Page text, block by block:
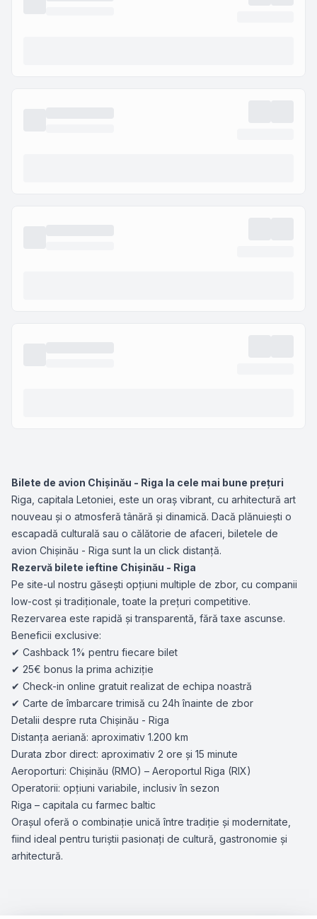
Bilete de avion Chișinău - Riga la cele mai bune prețuri
Riga, capitala Letoniei, este un oraș vibrant, cu arhitectură art
nouveau și o atmosferă tânără și dinamică. Dacă plănuiești o
escapadă culturală sau o călătorie de afaceri, biletele de
avion Chișinău - Riga sunt la un click distanță.
Rezervă bilete ieftine Chișinău - Riga
Pe site-ul nostru găsești opțiuni multiple de zbor, cu companii
low-cost și tradiționale, toate la prețuri competitive.
Rezervarea este rapidă și transparentă, fără taxe ascunse.
Beneficii exclusive:
✔ Cashback 1% pentru fiecare bilet
✔ 25€ bonus la prima achiziție
✔ Check-in online gratuit realizat de echipa noastră
✔ Carte de îmbarcare trimisă cu 24h înainte de zbor
Detalii despre ruta Chișinău - Riga
Distanța aeriană: aproximativ 1.200 km
Durata zbor direct: aproximativ 2 ore și 15 minute
Aeroporturi: Chișinău (RMO) – Aeroportul Riga (RIX)
Operatorii: opțiuni variabile, inclusiv în sezon
Riga – capitala cu farmec baltic
Orașul oferă o combinație unică între tradiție și modernitate,
fiind ideal pentru turiștii pasionați de cultură, gastronomie și
arhitectură.